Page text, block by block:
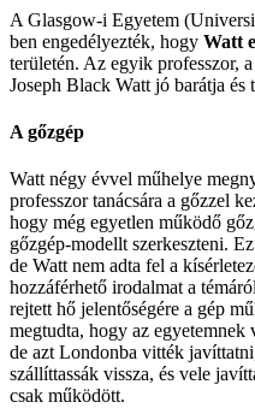
A Glasgow-i Egyetem
ben engedélyezték, hogy Watt
területén. Az egyik professzor,
Joseph Black Watt jó barátja és
A gőzgép
Watt négy évvel műhelye
professzor tanácsára a gőzzel
hogy még egyetlen működő
gőzgép-modellt szerkeszteni.
de Watt nem adta fel a
hozzáférhető irodalmat a
rejtett hő jelentőségére a gép
megtudta, hogy az
de azt Londonba vitték
szállíttassák vissza, és vele
csak működött.